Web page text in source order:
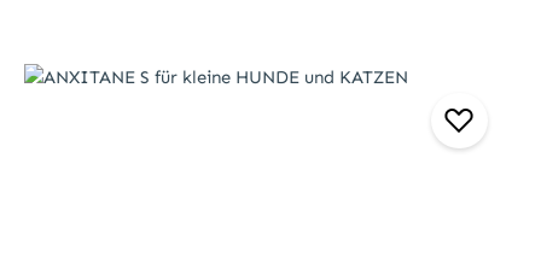
Bildergalerie überspringen